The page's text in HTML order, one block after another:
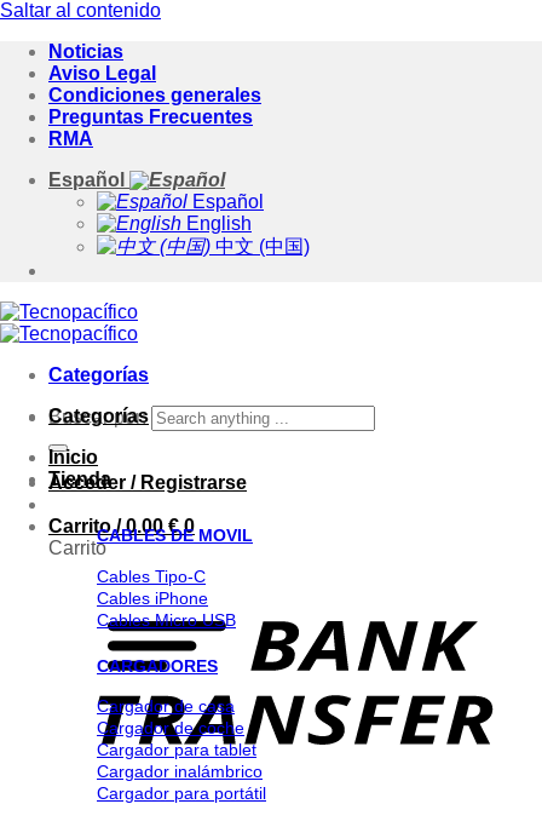
Saltar al contenido
Noticias
Aviso Legal
Condiciones generales
Preguntas Frecuentes
RMA
Español
Español
English
中文 (中国)
Categorías
Buscar por:
Acceder / Registrarse
Carrito /0.00€ 0
Carrito
Categorías
Inicio
Tienda
CABLES DE MOVIL
Cables Tipo-C
Cables iPhone
Cables Micro USB
CARGADORES
Cargador de casa
Cargador de coche
Cargador para tablet
Cargador inalámbrico
Cargador para portátil